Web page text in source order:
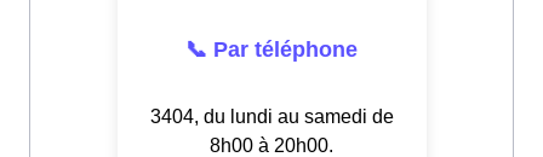
📞 Par téléphone
3404, du lundi au samedi de
8h00 à 20h00.